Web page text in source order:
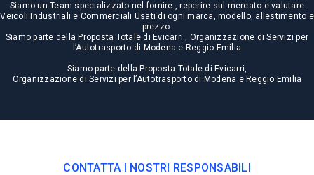
Siamo un Team specializzato nel fornire , reperire sul mercato e valutare
Veicoli Industriali e Commerciali Usati di ogni marca, modello, allestimento e
prezzo.
Siamo parte della Proposta Totale di Evicarri , Organizzazione di Servizi per
l’Autotrasporto di Modena e Reggio Emilia
Siamo parte della Proposta Totale di Evicarri,
Organizzazione di Servizi per l’Autotrasporto di Modena e Reggio Emilia
CONTATTA I NOSTRI RESPONSABILI